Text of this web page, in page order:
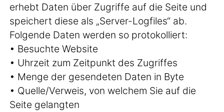
erhebt Daten über Zugriffe auf die Seite und
speichert diese als „Server-Logfiles“ ab.
Folgende Daten werden so protokolliert:
• Besuchte Website
• Uhrzeit zum Zeitpunkt des Zugriffes
• Menge der gesendeten Daten in Byte
• Quelle/Verweis, von welchem Sie auf die
Seite gelangten